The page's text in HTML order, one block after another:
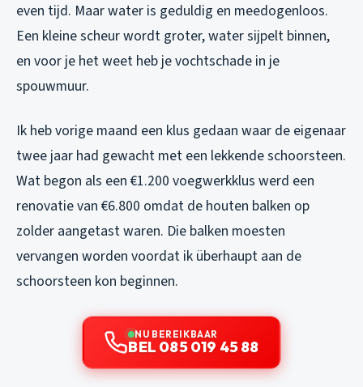
even tijd. Maar water is geduldig en meedogenloos.
Een kleine scheur wordt groter, water sijpelt binnen,
en voor je het weet heb je vochtschade in je
spouwmuur.
Ik heb vorige maand een klus gedaan waar de eigenaar
twee jaar had gewacht met een lekkende schoorsteen.
Wat begon als een €1.200 voegwerkklus werd een
renovatie van €6.800 omdat de houten balken op
zolder aangetast waren. Die balken moesten
vervangen worden voordat ik überhaupt aan de
schoorsteen kon beginnen.
NU BEREIKBAAR
BEL 085 019 45 88